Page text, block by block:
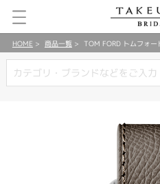
HOME 商品一覧 TOM FORD トムフォ